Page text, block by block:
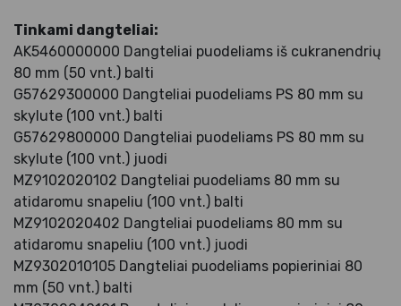
Tinkami dangteliai:
AK5460000000 Dangteliai puodeliams iš cukranendrių
80 mm (50 vnt.) balti
G57629300000 Dangteliai puodeliams PS 80 mm su
skylute (100 vnt.) balti
G57629800000 Dangteliai puodeliams PS 80 mm su
skylute (100 vnt.) juodi
MZ9102020102 Dangteliai puodeliams 80 mm su
atidaromu snapeliu (100 vnt.) balti
MZ9102020402 Dangteliai puodeliams 80 mm su
atidaromu snapeliu (100 vnt.) juodi
MZ9302010105 Dangteliai puodeliams popieriniai 80
mm (50 vnt.) balti